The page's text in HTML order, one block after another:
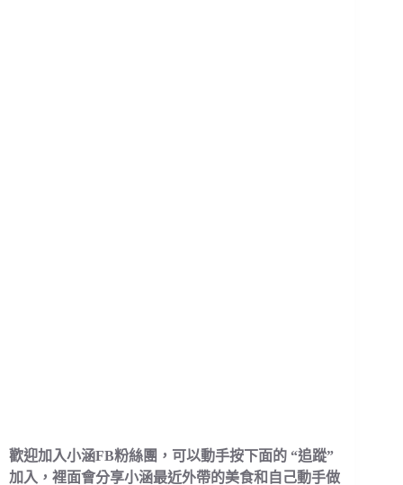
歡迎加入小涵FB粉絲團，可以動手按下面的 “追蹤”
加入，裡面會分享小涵最近外帶的美食和自己動手做